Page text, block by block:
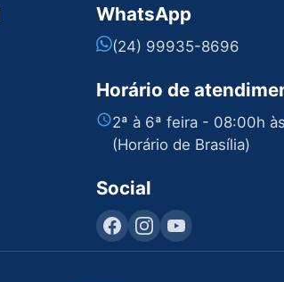
WhatsApp
(24) 99935-8696
Horário de
2ª à 6ª feira - 08:00h
(Horário de Brasília)
Social